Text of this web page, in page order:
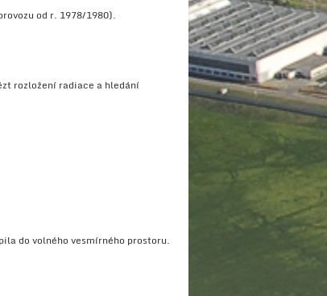
od r. 1978/1980).
rozložení radiace a hledání
do volného vesmírného prostoru.